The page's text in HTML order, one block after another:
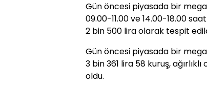
Gün öncesi piyasada bir
09.00-11.00 ve 14.00-18.00
2 bin 500 lira olarak tespit
Gün öncesi piyasada bir
3 bin 361 lira 58 kuruş,
oldu.